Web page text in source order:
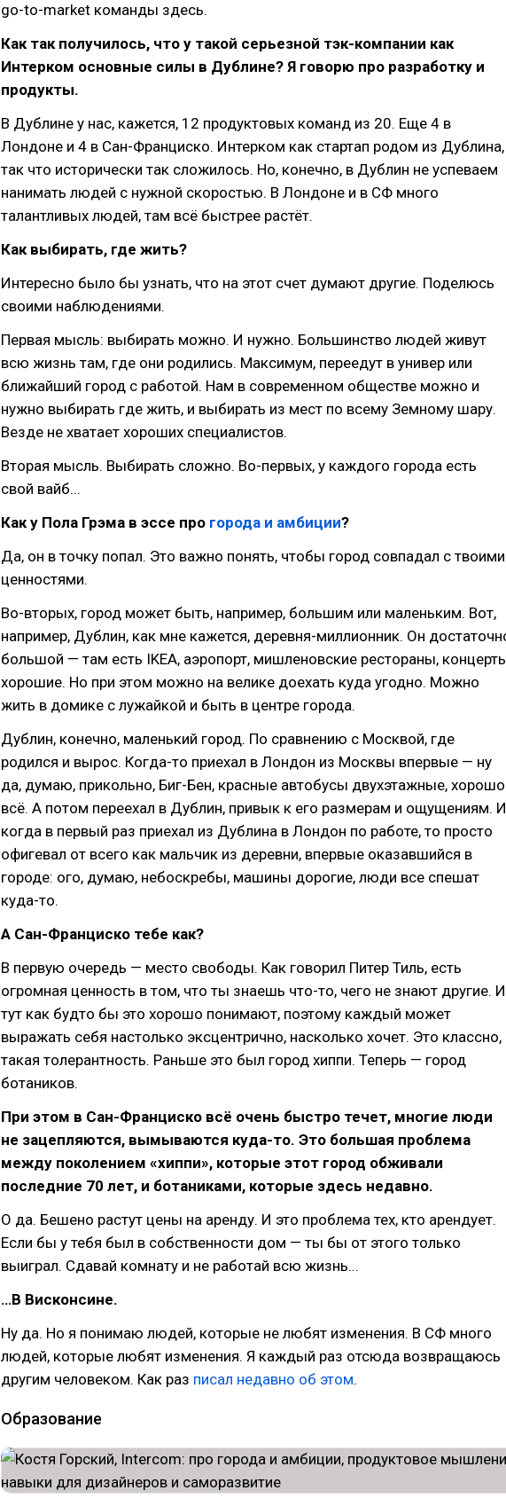
go-to-market команды здесь.
Как так получилось, что у такой серьезной тэк-компании как
Интерком основные силы в Дублине? Я говорю про разработку и
продукты.
В Дублине у нас, кажется, 12 продуктовых команд из 20. Еще 4 в
Лондоне и 4 в Сан-Франциско. Интерком как стартап родом из Дублина,
так что исторически так сложилось. Но, конечно, в Дублин не успеваем
нанимать людей с нужной скоростью. В Лондоне и в СФ много
талантливых людей, там всё быстрее растёт.
Как выбирать, где жить?
Интересно было бы узнать, что на этот счет думают другие. Поделюсь
своими наблюдениями.
Первая мысль: выбирать можно. И нужно. Большинство людей живут
всю жизнь там, где они родились. Максимум, переедут в универ или
ближайший город с работой. Нам в современном обществе можно и
нужно выбирать где жить, и выбирать из мест по всему Земному шару.
Везде не хватает хороших специалистов.
Вторая мысль. Выбирать сложно. Во-первых, у каждого города есть
свой вайб...
Как у Пола Грэма в эссе про города и амбиции?
Да, он в точку попал. Это важно понять, чтобы город совпадал с твоими
ценностями.
Во-вторых, город может быть, например, большим или маленьким. Вот,
например, Дублин, как мне кажется, деревня-миллионник. Он
большой — там есть IKEA, аэропорт, мишленовские рестораны,
хорошие. Но при этом можно на велике доехать куда угодно. Можно
жить в домике с лужайкой и быть в центре города.
Дублин, конечно, маленький город. По сравнению с Москвой, где
родился и вырос. Когда-то приехал в Лондон из Москвы впервые — ну
да, думаю, прикольно, Биг-Бен, красные автобусы двухэтажные, хорошо
всё. А потом переехал в Дублин, привык к его размерам и ощущениям. И
когда в первый раз приехал из Дублина в Лондон по работе, то просто
офигевал от всего как мальчик из деревни, впервые оказавшийся в
городе: ого, думаю, небоскребы, машины дорогие, люди все спешат
куда-то.
А Сан-Франциско тебе как?
В первую очередь — место свободы. Как говорил Питер Тиль, есть
огромная ценность в том, что ты знаешь что-то, чего не знают другие. И
тут как будто бы это хорошо понимают, поэтому каждый может
выражать себя настолько эксцентрично, насколько хочет. Это классно,
такая толерантность. Раньше это был город хиппи. Теперь — город
ботаников.
При этом в Сан-Франциско всё очень быстро течет, многие люди
не зацепляются, вымываются куда-то. Это большая проблема
между поколением «хиппи», которые этот город обживали
последние 70 лет, и ботаниками, которые здесь недавно.
О да. Бешено растут цены на аренду. И это проблема тех, кто арендует.
Если бы у тебя был в собственности дом — ты бы от этого только
выиграл. Сдавай комнату и не работай всю жизнь...
…В Висконсине.
Ну да. Но я понимаю людей, которые не любят изменения. В СФ много
людей, которые любят изменения. Я каждый раз отсюда возвращаюсь
другим человеком. Как раз писал недавно об этом.
Образование